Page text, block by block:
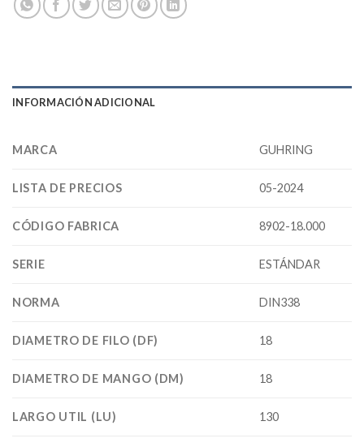
INFORMACIÓN ADICIONAL
MARCA GUHRING
LISTA DE PRECIOS 05-2024
CÓDIGO FABRICA 8902-18.000
SERIE ESTÁNDAR
NORMA DIN338
DIAMETRO DE FILO (DF) 18
DIAMETRO DE MANGO (DM) 18
LARGO UTIL (LU) 130